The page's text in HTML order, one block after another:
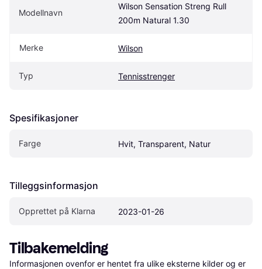
Modellnavn
Wilson Sensation Streng Rull
200m Natural 1.30
Merke Wilson
Typ Tennisstrenger
Spesifikasjoner
Farge Hvit, Transparent, Natur
Tilleggsinformasjon
Opprettet på Klarna 2023-01-26
Tilbakemelding
Informasjonen ovenfor er hentet fra ulike eksterne kilder og er